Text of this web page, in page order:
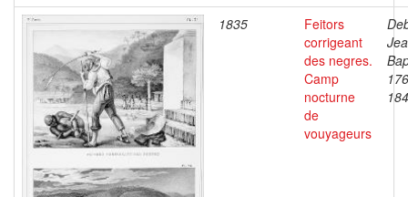
1835
Feitors
corrigeant
des negres.
Camp
nocturne
de
vouyageurs